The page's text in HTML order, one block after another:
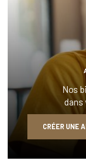
Nos
dans
CRÉER UNE